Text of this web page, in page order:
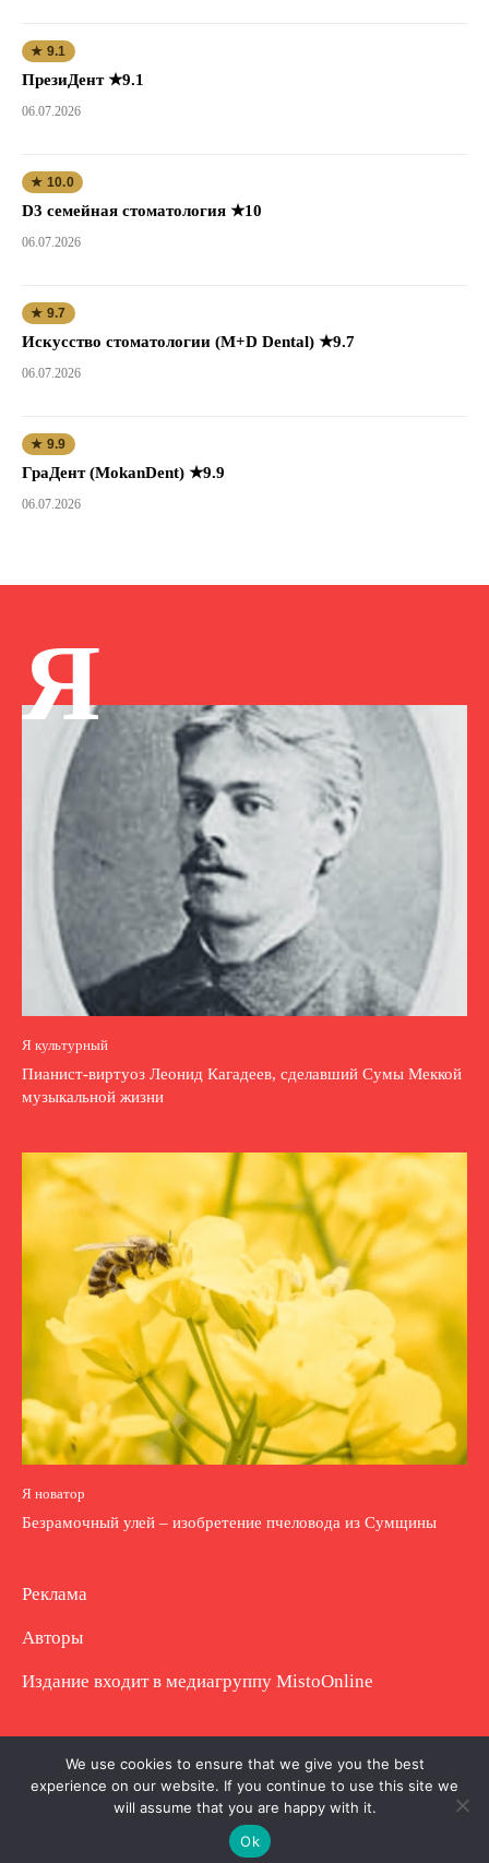
★ 9.1
ПрезиДент ★9.1
06.07.2026
★ 10.0
D3 семейная стоматология ★10
06.07.2026
★ 9.7
Искусство стоматологии (M+D Dental) ★9.7
06.07.2026
★ 9.9
ГраДент (MokanDent) ★9.9
06.07.2026
Я
Я культурный
Пианист-виртуоз Леонид Кагадеев, сделавший Сумы Меккой
музыкальной жизни
Я новатор
Безрамочный улей – изобретение пчеловода из Сумщины
Реклама
Авторы
Издание входит в медиагруппу MistoOnline
Copyright © Полное использование материала
запрещено. Частично разрешено с гиперссылкой.
We use cookies to ensure that we give you the best
experience on our website. If you continue to use this site we
will assume that you are happy with it.
Ok